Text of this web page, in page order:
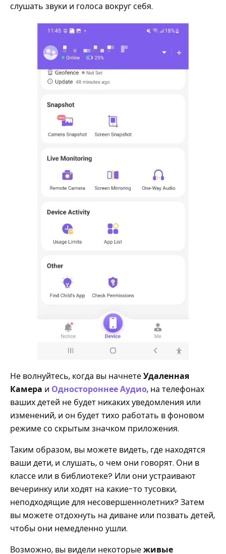
слушать звуки и голоса вокруг себя.
Не волнуйтесь, когда вы начнетеУдаленная
Камера и Одностороннее Аудио, на телефонах
ваших детей не будет никаких уведомления или
изменений, и он будет тихо работать в фоновом
режиме со скрытым значком приложения.
Таким образом, вы можете видеть, где находятся
ваши дети, и слушать, о чем они говорят. Они в
классе или в библиотеке? Или они устраивают
вечеринку или ходят на какие-то тусовки,
неподходящие для несовершеннолетних? Затем
вы можете отдохнуть на диване или позвать детей,
чтобы они немедленно ушли.
Возможно, вы видели некоторыеживые